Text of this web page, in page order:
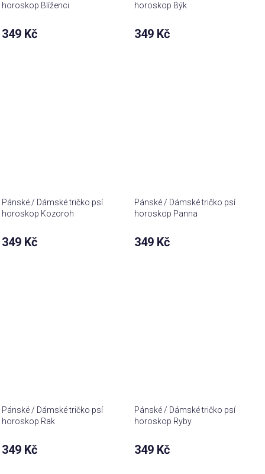
horoskop Blíženci
349 Kč
horoskop Býk
349 Kč
Pánské / Dámské tričko psí
horoskop Kozoroh
349 Kč
Pánské / Dámské tričko psí
horoskop Panna
349 Kč
Pánské / Dámské tričko psí
horoskop Rak
349 Kč
Pánské / Dámské tričko psí
horoskop Ryby
349 Kč